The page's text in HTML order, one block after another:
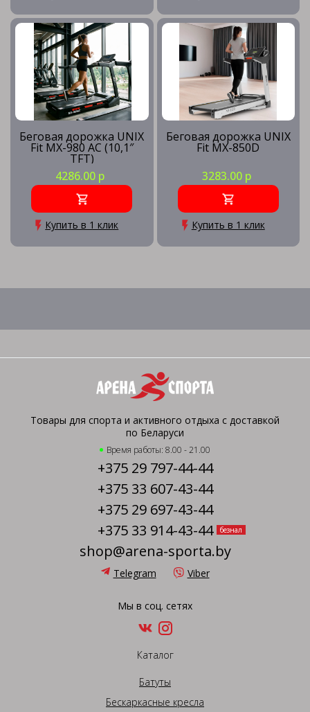
Беговая дорожка UNIX
Fit MX-980 AC (10,1″
TFT)
4286.00 р
Купить в 1 клик
Беговая дорожка UNIX
Fit MX-850D
3283.00 р
Купить в 1 клик
Товары для спорта и активного отдыха с доставкой
по Беларуси
Время работы: 8.00 - 21.00
+375 29 797-44-44
+375 33 607-43-44
+375 29 697-43-44
+375 33 914-43-44
безнал
shop@arena-sporta.by
Telegram Viber
Мы в соц. сетях
Каталог
Батуты
Бескаркасные кресла